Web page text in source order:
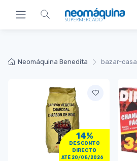
Neomáquina Benedita bazar-casa
14%
DESCONTO
DIRECTO
ATÉ 20/08/2026